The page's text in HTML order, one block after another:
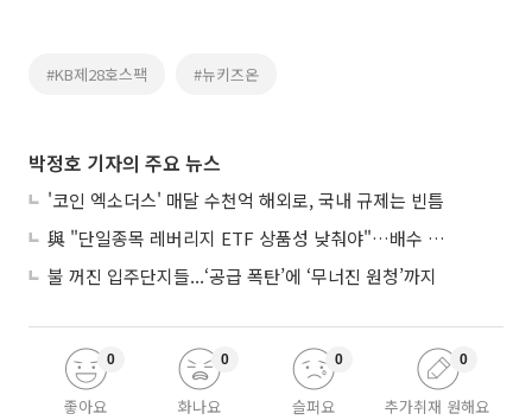
#KB제28호스팩 #뉴키즈온
박정호 기자의 주요 뉴스
'코인 엑소더스' 매달 수천억 해외로, 국내 규제는 빈틈
與 "단일종목 레버리지 ETF 상품성 낮춰야"…배수 조정안도 거론
불 꺼진 입주단지들...‘공급 폭탄’에 ‘무너진 원청’까지
좋아요
0
화나요
0
슬퍼요
0
추가취재 원해요
0